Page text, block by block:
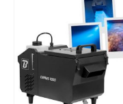
AGE MINIMUM